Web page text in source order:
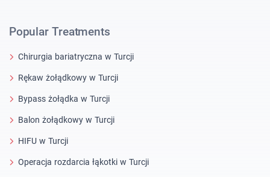
Popular Treatments
Chirurgia bariatryczna w Turcji
Rękaw żołądkowy w Turcji
Bypass żołądka w Turcji
Balon żołądkowy w Turcji
HIFU w Turcji
Operacja rozdarcia łąkotki w Turcji